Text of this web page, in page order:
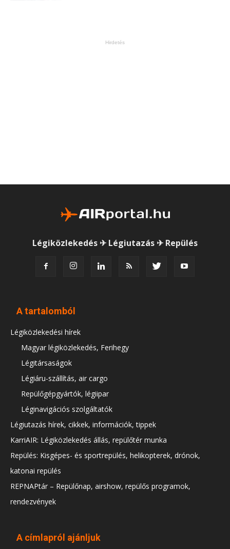
Hirdetés
Légiközlekedés ✈ Légiutazás ✈ Repülés
A tartalomból
Légiközlekedési hírek
Magyar légiközlekedés, Ferihegy
Légitársaságok
Légiáru-szállítás, air cargo
Repülőgépgyártók, légiipar
Léginavigációs szolgáltatók
Légiutazás hírek, cikkek, információk, tippek
KarriAIR: Légiközlekedés állás, repülőtér munka
Repülés: Kisgépes- és sportrepülés, helikopterek, drónok,
katonai repülés
REPNAPtár – Repülőnap, airshow, repülős programok,
rendezvények
A címlapról ajánljuk